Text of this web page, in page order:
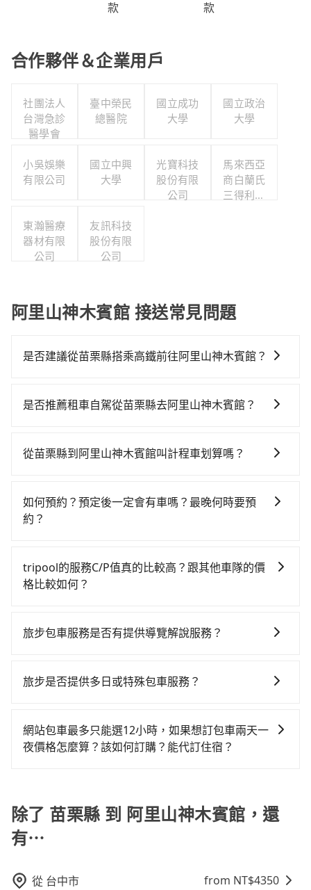
款
款
合作夥伴＆企業用戶
社團法人
台灣急診
醫學會
臺中榮民
總醫院
國立成功
大學
國立政治
大學
小吳娛樂
有限公司
國立中興
大學
光寶科技
股份有限
公司
馬來西亞
商白蘭氏
三得利股
東瀚醫療
器材有限
公司
友訊科技
股份有限
公司
阿里山神木賓館 接送常見問題
是否建議從苗栗縣搭乘高鐵前往阿里山神木賓館？
費時，且難叫計程車前往高鐵站！不過從最早一班車
送。假設從苗栗縣通霄鎮前往最靠近的苗栗高鐵站，叫
鐘，再乘坐56分鐘的高鐵從苗栗站前往嘉義高鐵站，每
人票價640元，再用5分鐘出站、等待車站前排班的計程
車時間共4小時17分鐘，假設4位同行，高鐵加轉乘之平
均每人花費為1,490元。不過苗栗縣領有合法執照的計程
運攔到一輛小黃了，苗栗縣少部分小黃司機不按表收
1,440元，費時3小時8分鐘。選擇搭乘高鐵而不預約包
tripool！如果你是三人以下要乘車，也可參考tripool的
拼車共乘服務，最多可再節省50%的交通費用。
是否推薦租車自駕從苗栗縣去阿里山神木賓館？
時不需要閉目養神（因為要自己開車），最重要的是你
$115~205承租小轎車，每公里再額外加收$3.2，從苗栗
縣（通霄鎮）到阿里山神木賓館的花費預估為
時40元路邊停車費用預估進去，但額外的汽車保險與可
能的罰單都需自付。再者，和運的iRent只提供最基本的
或九人座可供選擇，而且無人租車最令人詬病的就是車
樣。另外，偶爾也會遇到明明已經預約了時間但上一位
小的風險。最後，雖然路邊隨租隨還看似方便，但實際
使用時還是有其區域的限制，實際可停靠的地點與你的
從苗栗縣到阿里山神木賓館叫計程車划算嗎？
灣大車隊，如果在路邊攔不到車，也可考慮打電話至大
和計程車等叫車看看。依照里程跳錶計算，價格約為
意苗栗縣僅有合法計程車約380輛，計程車密度為雙北的
0.5%，也就是說要臨時叫到小黃的難度是台北或新北的
計程車，建議事先做好規劃。再加上苗栗縣有些計程車
木賓館的跳表小黃可能較為便宜，但當你們人數超過四
如何預約？預定後一定會有車嗎？最晚何時要預
約？
務，可直接線上輸入上下車地點或地址，三秒內即可查
到真實價格，照著步驟填寫完乘客資料與線上刷卡，訂
車輛的詳細資料，將於乘車前一晚八點透過SMS和
價，如臨時需要，前一天傍晚五點前仍會收單，最遲如
tripool的服務C/P值真的比較高？跟其他車隊的價
格比較如何？
市場上稍具規模且合法經營的業者，有以短程與城市為
KKDAY、KLOOK、叫車吧等。tripool旅步專注在長程
於有高效的車輛調度能力，能以市價7~8折提供專車到府
服務，是絕大多數乘客出行的最佳選擇。
旅步包車服務是否有提供導覽解說服務？
需要導覽服務，可事先透過電子郵件
旅步是否提供多日或特殊包車服務？
專人回覆您。
網站包車最多只能選12小時，如果想訂包車兩天一
夜價格怎麼算？該如何訂購？能代訂住宿？
的行程。另外，目前旅步只提供接送服務，暫不提供代
訂住宿服務。
除了 苗栗縣 到 阿里山神木賓館，還
有⋯
從 台中市 from NT$4350